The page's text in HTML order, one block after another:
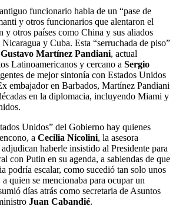
funcionario habla de un “pase de
y otros funcionarios que alentaron el
y otros países como China y sus aliados
y Cuba. Esta “serruchada de piso”
Gustavo Martínez Pandiani, actual
Latinoamericanos y cercano a Sergio
de mejor sintonía con Estados Unidos
embajador en Barbados, Martínez Pandiani
en la diplomacia, incluyendo Miami y
Unidos” del Gobierno hay quienes
a Cecilia Nicolini, la asesora
haberle insistido al Presidente para
con Putin en su agenda, a sabiendas de que
podría escalar, como sucedió tan solo unos
quien se mencionaba para ocupar un
días atrás como secretaria de Asuntos
Juan Cabandié.